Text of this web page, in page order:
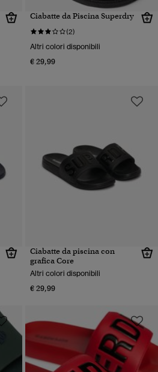
Ciabatte da Piscina Superdry
(2)
Altri colori disponibili
€ 29,99
Ciabatte da piscina con
grafica Core
Altri colori disponibili
€ 29,99